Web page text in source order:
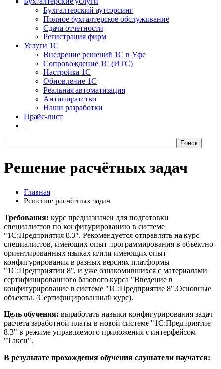
Бухгалтерский аутсорсинг
Полное бухгалтерское обслуживание
Сдача отчетности
Регистрация фирм
Услуги 1С
Внедрение решений 1С в Уфе
Сопровождение 1С (ИТС)
Настройка 1С
Обновление 1С
Реальная автоматизация
Антипиратство
Наши разработки
Прайс-лист
Решение расчётных задач
Главная
Решение расчётных задач
Требования: курс предназначен для подготовки
специалистов по конфигурированию в системе
"1С:Предприятия 8.3". Рекомендуется отправлять на курс
специалистов, имеющих опыт программирования в объектно-
ориентированных языках и/или имеющих опыт
конфигурирования в разных версиях платформы
"1С:Предприятии 8", и уже ознакомившихся с материалами
сертифицированного базового курса "Введение в
конфигурирование в системе "1C:Предприятие 8".Основные
объекты. (Сертифицированный курс).
Цель обучения: выработать навыки конфигурирования задач
расчета заработной платы в новой системе "1C:Предприятие
8.3" в режиме управляемого приложения с интерфейсом
"Такси".
В результате прохождения обучения слушатели научатся: